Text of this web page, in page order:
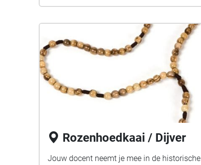
Rozenhoedkaai / Dijver
Jouw docent neemt je mee in de historische